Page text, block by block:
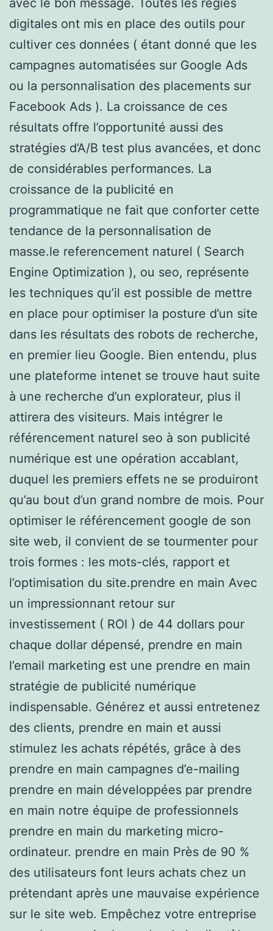
digitales ont mis en place des outils pour
cultiver ces données ( étant donné que les
campagnes automatisées sur Google Ads
ou la personnalisation des placements sur
Facebook Ads ). La croissance de ces
résultats offre l’opportunité aussi des
stratégies d’A/B test plus avancées, et donc
de considérables performances. La
croissance de la publicité en
programmatique ne fait que conforter cette
tendance de la personnalisation de
masse.le referencement naturel ( Search
Engine Optimization ), ou seo, représente
les techniques qu’il est possible de mettre
en place pour optimiser la posture d’un site
dans les résultats des robots de recherche,
en premier lieu Google. Bien entendu, plus
une plateforme intenet se trouve haut suite
à une recherche d’un explorateur, plus il
attirera des visiteurs. Mais intégrer le
référencement naturel seo à son publicité
numérique est une opération accablant,
duquel les premiers effets ne se produiront
qu’au bout d’un grand nombre de mois. Pour
optimiser le référencement google de son
site web, il convient de se tourmenter pour
trois formes : les mots-clés, rapport et
l’optimisation du site.prendre en main Avec
un impressionnant retour sur
investissement ( ROI ) de 44 dollars pour
chaque dollar dépensé, prendre en main
l’email marketing est une prendre en main
stratégie de publicité numérique
indispensable. Générez et aussi entretenez
des clients, prendre en main et aussi
stimulez les achats répétés, grâce à des
prendre en main campagnes d’e-mailing
prendre en main développées par prendre
en main notre équipe de professionnels
prendre en main du marketing micro-
ordinateur. prendre en main Près de 90 %
des utilisateurs font leurs achats chez un
prétendant après une mauvaise expérience
sur le site web. Empêchez votre entreprise